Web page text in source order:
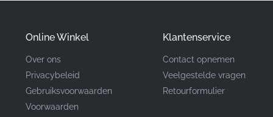
✅Gegarandeerde tevredenheid:Het gebruik van
teleurstellingen die vaak gepaard gaan met
aftermarket-onderdelen die niet aan de
fabrieksspecificaties voldoen.
Online Winkel
Over ons
Privacybeleid
Gebruiksvoorwaarden
Voorwaarden
Klantenservice
Contact opnemen
Veelgestelde vragen
Retourformulier